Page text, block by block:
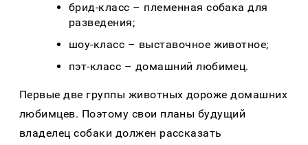
брид-класс – племенная собака для
разведения;
шоу-класс – выставочное животное;
пэт-класс – домашний любимец.
Первые две группы животных дороже домашних
любимцев. Поэтому свои планы будущий
владелец собаки должен рассказать